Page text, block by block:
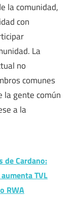
la comunidad,
con
La
no
comunes
la gente común
a la
de Cardano:
TVL
RWA